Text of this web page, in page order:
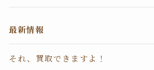
最新情報
それ、買取できますよ！